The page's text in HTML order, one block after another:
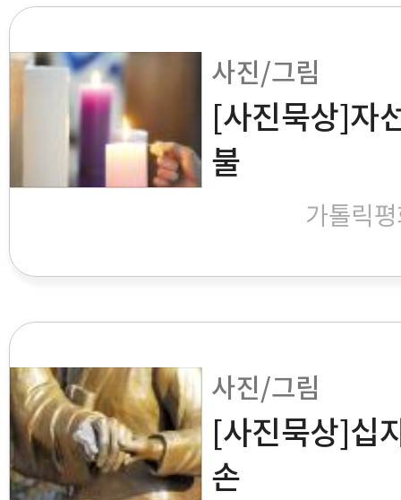
사진/그림
[사진묵상]자
불
가톨릭
사진/그림
[사진묵상]십
손